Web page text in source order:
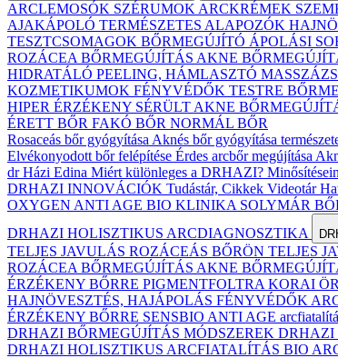
ARCLEMOSÓK SZÉRUMOK ARCKRÉMEK
AJAKÁPOLÓ TERMÉSZETES ALAPOZÓK
TESZTCSOMAGOK BŐRMEGÚJÍTÓ ÁPOLÁSI
ROZÁCEA BŐRMEGÚJÍTÁS AKNE
HIDRATÁLÓ PEELING, HÁMLASZTÓ MASSZÁZS
KOZMETIKUMOK FÉNYVÉDŐK TESTRE
HIPER ÉRZÉKENY SÉRÜLT AKNE
ÉRETT BŐR FAKÓ BŐR NORMÁL BŐR
Rosaceás bőr gyógyítása Aknés bőr gyógyítása
Elvékonyodott bőr felépítése Érdes arcbőr megújítása
dr Házi Edina Miért különleges a DRHAZI?
DRHAZI INNOVÁCIÓK Tudástár, Cikkek Videotár
OXYGEN ANTI AGE BIO KLINIKA SOLYMÁR
DRHAZI HOLISZTIKUS ARCDIAGNOSZTIKA
TELJES JAVULÁS ROZÁCEÁS BŐRÖN TELJES
ROZÁCEA BŐRMEGÚJÍTÁS AKNE
ÉRZÉKENY BŐRRE PIGMENTFOLTRA KORAI
HAJNÖVESZTÉS, HAJÁPOLÁS FÉNYVÉDŐK
ÉRZÉKENY BŐRRE SENSBIO ANTI AGE
DRHAZI BŐRMEGÚJÍTÁS MÓDSZEREK DRHAZI
DRHAZI HOLISZTIKUS ARCFIATALÍTÁS BIO